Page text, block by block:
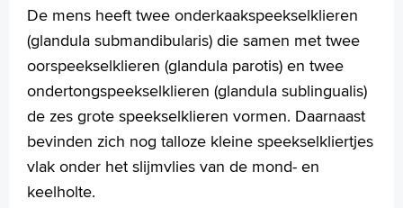
Huidtumoren
Keelamandel ontsteking
Ménière
Middenoorontsteking
Mondgeur/ halithose
Neusbijholte ontsteking
Neuspoliepen
Neustrauma
De mens heeft twee onderkaakspeekselklieren
(glandula submandibularis) die samen met twee
oorspeekselklieren (glandula parotis) en twee
ondertongspeekselklieren (glandula sublingualis)
de zes grote speekselklieren vormen. Daarnaast
bevinden zich nog talloze kleine speekselkliertjes
vlak onder het slijmvlies van de mond- en
keelholte.